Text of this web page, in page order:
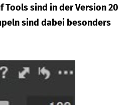
Tools sind in der Version 20
sind dabei besonders